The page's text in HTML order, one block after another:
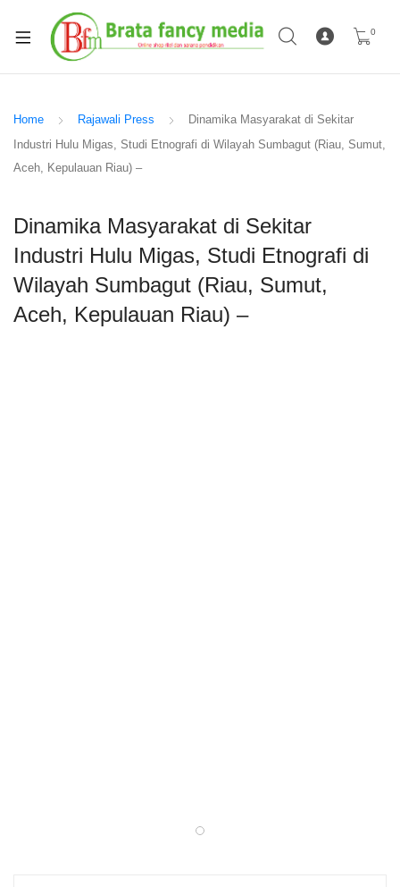
0
Home Rajawali Press
Dinamika Masyarakat di Sekitar
Industri Hulu Migas, Studi Etnografi di Wilayah Sumbagut (Riau, Sumut,
Aceh, Kepulauan Riau) –
Dinamika Masyarakat di Sekitar
Industri Hulu Migas, Studi Etnografi di
Wilayah Sumbagut (Riau, Sumut,
Aceh, Kepulauan Riau) –